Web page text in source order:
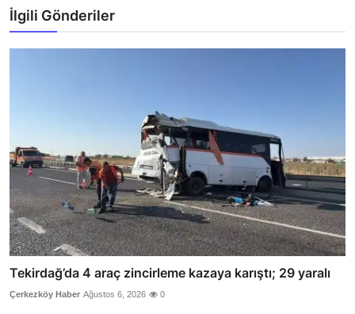
İlgili Gönderiler
Tekirdağ’da 4 araç zincirleme kazaya karıştı; 29 yaralı
Çerkezköy Haber Ağustos 6, 2026 0